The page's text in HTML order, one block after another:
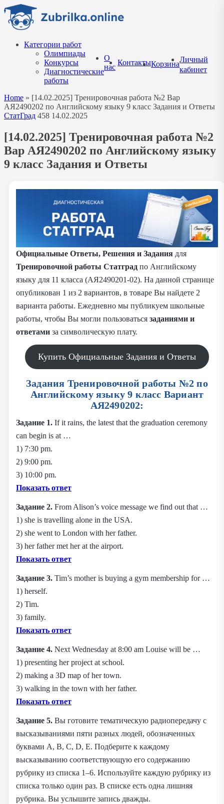
Перейти
содержанию
Категории работ
Олимпиады
Конкурсы
Диагностические
работы
О
нас
КонтактыКорзина
Личный
кабинет
Home » [14.02.2025] Тренировочная работа №2 Вар
АЯ2490202 по Английскому языку 9 класс Задания и Ответы
СтатГрад 458 14.02.2025
[14.02.2025] Тренировочная работа №2
Вар АЯ2490202 по Английскому языку
9 класс Задания и Ответы
Официальные Ответы, Решения и Задания для
Тренировочной работы Статград по Английскому
языку для 11 класса (АЯ2490201-02). На данной странице
опубликован 1 из 2 вариантов, в товаре Вы найдете 2
варианта работы. Ежедневно мы публикуем школьные
работы, чтобы Вы могли пользоваться заданиями и
ответами за символическую плату.
Купить Официальные Задания и Ответы
Задания Тренировочной работы №2 по
Английскому языку 9 класс Вариант
АЯ2490202:
Задание 1. If it rains, the latest that the graduation ceremony
can begin is at …
1) 7:30 pm.
2) 9:00 pm.
3) 10:00 pm.
Показать ответ
Задание 2. From Alison’s voice message we find out that …
1) she is travelling alone in the USA.
2) she went to London with her father.
3) her father met her at the airport.
Показать ответ
Задание 3. Tim’s mother is buying a gym membership for …
1) herself.
2) Tim.
3) family.
Показать ответ
Задание 4. Next Wednesday at 8:00 am Louise will be …
1) presenting her project at school.
2) making a 3D map of her town.
3) walking in the town with her father.
Показать ответ
Задание 5. Вы готовите тематическую радиопередачу с
высказываниями пяти разных людей, обозначенных
буквами А, В, С, D, Е. Подберите к каждому
высказыванию соответствующую его содержанию
рубрику из списка 1–6. Используйте каждую рубрику из
списка только один раз. В списке есть одна лишняя
рубрика. Вы услышите запись дважды.